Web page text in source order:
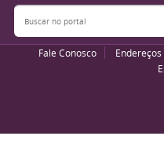
Buscar no portal
Fale Conosco Endereços